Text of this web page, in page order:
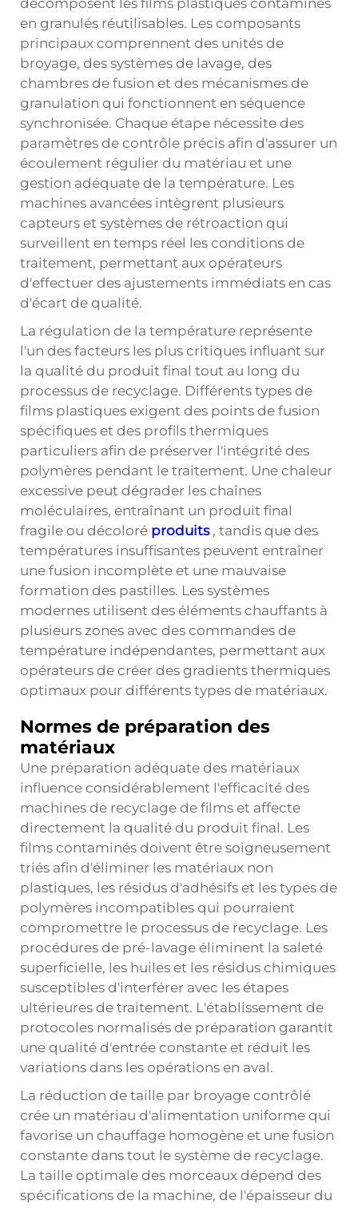
décomposent les films plastiques contaminés
en granulés réutilisables. Les composants
principaux comprennent des unités de
broyage, des systèmes de lavage, des
chambres de fusion et des mécanismes de
granulation qui fonctionnent en séquence
synchronisée. Chaque étape nécessite des
paramètres de contrôle précis afin d'assurer un
écoulement régulier du matériau et une
gestion adéquate de la température. Les
machines avancées intègrent plusieurs
capteurs et systèmes de rétroaction qui
surveillent en temps réel les conditions de
traitement, permettant aux opérateurs
d'effectuer des ajustements immédiats en cas
d'écart de qualité.
La régulation de la température représente
l'un des facteurs les plus critiques influant sur
la qualité du produit final tout au long du
processus de recyclage. Différents types de
films plastiques exigent des points de fusion
spécifiques et des profils thermiques
particuliers afin de préserver l'intégrité des
polymères pendant le traitement. Une chaleur
excessive peut dégrader les chaînes
moléculaires, entraînant un produit final
fragile ou décoloré produits , tandis que des
températures insuffisantes peuvent entraîner
une fusion incomplète et une mauvaise
formation des pastilles. Les systèmes
modernes utilisent des éléments chauffants à
plusieurs zones avec des commandes de
température indépendantes, permettant aux
opérateurs de créer des gradients thermiques
optimaux pour différents types de matériaux.
Normes de préparation des
matériaux
Une préparation adéquate des matériaux
influence considérablement l'efficacité des
machines de recyclage de films et affecte
directement la qualité du produit final. Les
films contaminés doivent être soigneusement
triés afin d'éliminer les matériaux non
plastiques, les résidus d'adhésifs et les types de
polymères incompatibles qui pourraient
compromettre le processus de recyclage. Les
procédures de pré-lavage éliminent la saleté
superficielle, les huiles et les résidus chimiques
susceptibles d'interférer avec les étapes
ultérieures de traitement. L'établissement de
protocoles normalisés de préparation garantit
une qualité d'entrée constante et réduit les
variations dans les opérations en aval.
La réduction de taille par broyage contrôlé
crée un matériau d'alimentation uniforme qui
favorise un chauffage homogène et une fusion
constante dans tout le système de recyclage.
La taille optimale des morceaux dépend des
spécifications de la machine, de l'épaisseur du